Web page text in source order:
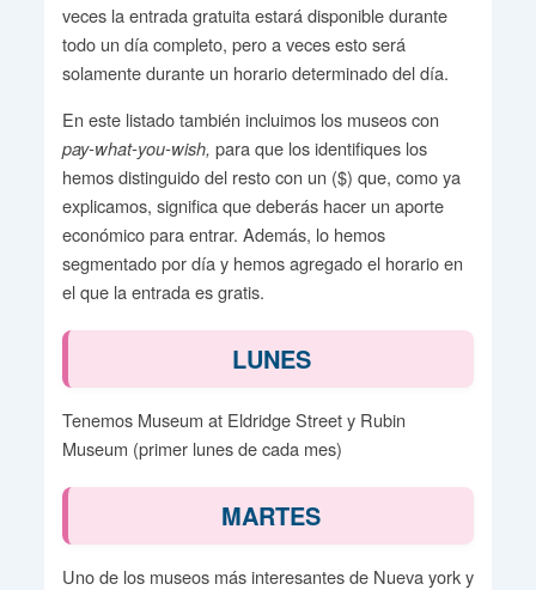
veces la entrada gratuita estará disponible durante
todo un día completo, pero a veces esto será
solamente durante un horario determinado del día.
En este listado también incluimos los museos con
pay-what-you-wish, para que los identifiques los
hemos distinguido del resto con un ($) que, como ya
explicamos, significa que deberás hacer un aporte
económico para entrar. Además, lo hemos
segmentado por día y hemos agregado el horario en
el que la entrada es gratis.
LUNES
Tenemos Museum at Eldridge Street y Rubin
Museum (primer lunes de cada mes)
MARTES
Uno de los museos más interesantes de Nueva york y